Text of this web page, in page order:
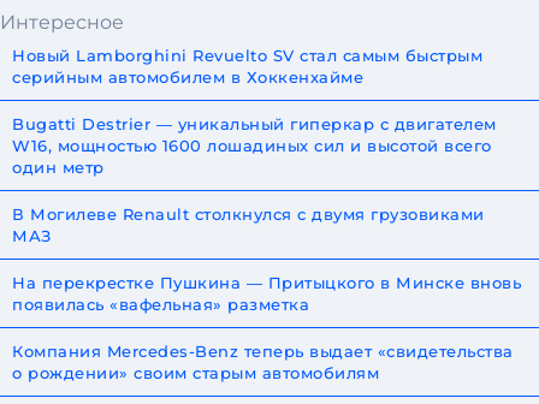
Интересное
Новый Lamborghini Revuelto SV стал самым быстрым
серийным автомобилем в Хоккенхайме
Bugatti Destrier — уникальный гиперкар с двигателем
W16, мощностью 1600 лошадиных сил и высотой всего
один метр
В Могилеве Renault столкнулся с двумя грузовиками
МАЗ
На перекрестке Пушкина — Притыцкого в Минске вновь
появилась «вафельная» разметка
Компания Mercedes-Benz теперь выдает «свидетельства
о рождении» своим старым автомобилям